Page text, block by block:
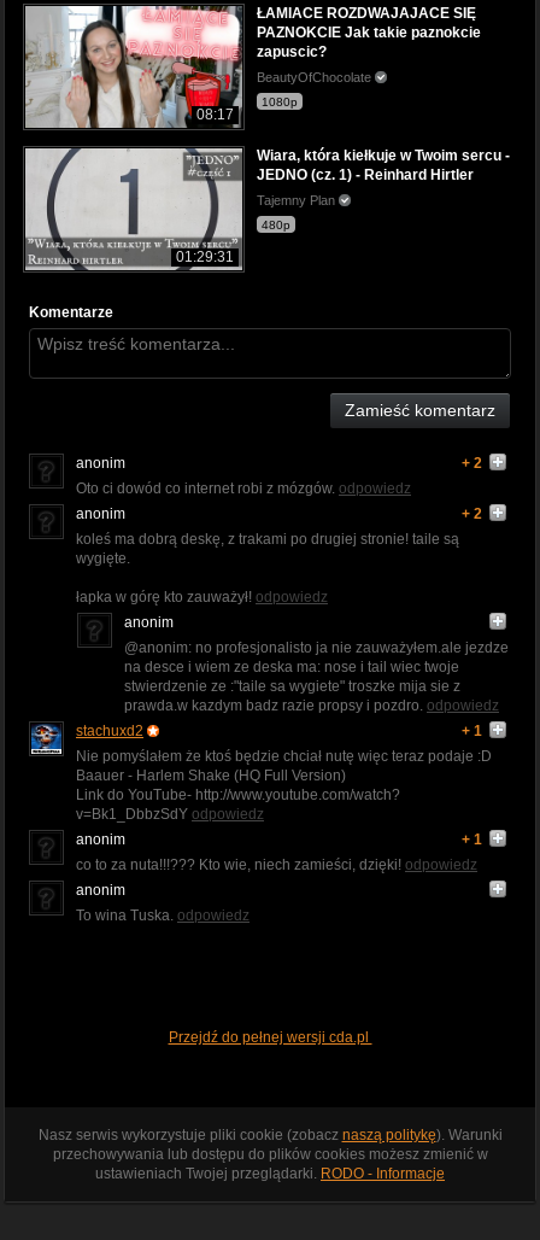
08:17
ŁAMIACE ROZDWAJAJACE SIĘ
PAZNOKCIE Jak takie paznokcie
zapuscic?
BeautyOfChocolate
1080p
01:29:31
Wiara, która kiełkuje w Twoim sercu -
JEDNO (cz. 1) - Reinhard Hirtler
Tajemny Plan
480p
Komentarze
Zamieść komentarz
anonim
+ 2
Oto ci dowód co internet robi z mózgów. odpowiedz
anonim
+ 2
koleś ma dobrą deskę, z trakami po drugiej stronie! taile są
wygięte.
łapka w górę kto zauważył! odpowiedz
anonim
@anonim: no profesjonalisto ja nie zauważyłem.ale jezdze
na desce i wiem ze deska ma: nose i tail wiec twoje
stwierdzenie ze :"taile sa wygiete" troszke mija sie z
prawda.w kazdym badz razie propsy i pozdro. odpowiedz
stachuxd2
+ 1
Nie pomyślałem że ktoś będzie chciał nutę więc teraz podaje :D
Baauer - Harlem Shake (HQ Full Version)
Link do YouTube- http://www.youtube.com/watch?
v=Bk1_DbbzSdY odpowiedz
anonim
+ 1
co to za nuta!!!??? Kto wie, niech zamieści, dzięki! odpowiedz
anonim
To wina Tuska. odpowiedz
Przejdź do pełnej wersji cda.pl
Nasz serwis wykorzystuje pliki cookie (zobacz naszą politykę). Warunki
przechowywania lub dostępu do plików cookies możesz zmienić w
ustawieniach Twojej przeglądarki. RODO - Informacje